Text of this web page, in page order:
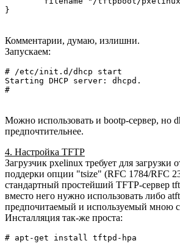
Комментарии, думаю, излишни.
Запускаем:
# /etc/init.d/dhcp start
Starting DHCP server: dhcpd.
#
Можно использовать и bootp-сервер, но
предпочтительнее.
4. Настройка TFTP
Загрузчик pxelinux требует для загрузки
поддерки опции "tsize" (RFC 1784/RFC
стандартный простейший TFTP-сервер
вместо него нужно использовать либо
предпочитаемый и используемый мною
Инсталляция так-же проста:
# apt-get install tftpd-hpa